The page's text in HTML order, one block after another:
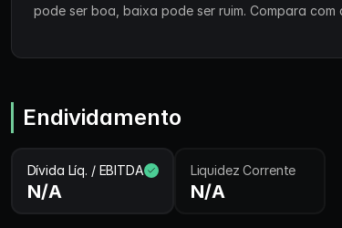
pode ser boa, baixa pode ser ruim. Compara
Endividamento
Dívida Líq. / EBITDA
N/A
Liquidez Corrente
N/A